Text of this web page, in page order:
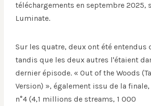
téléchargements en septembre 2025,
Luminate.
Sur les quatre, deux ont été entendus
tandis que les deux autres l'étaient
dernier épisode. « Out of the Woods
Version) », également issu de la finale,
n°4 (4,1 millions de streams, 1 000